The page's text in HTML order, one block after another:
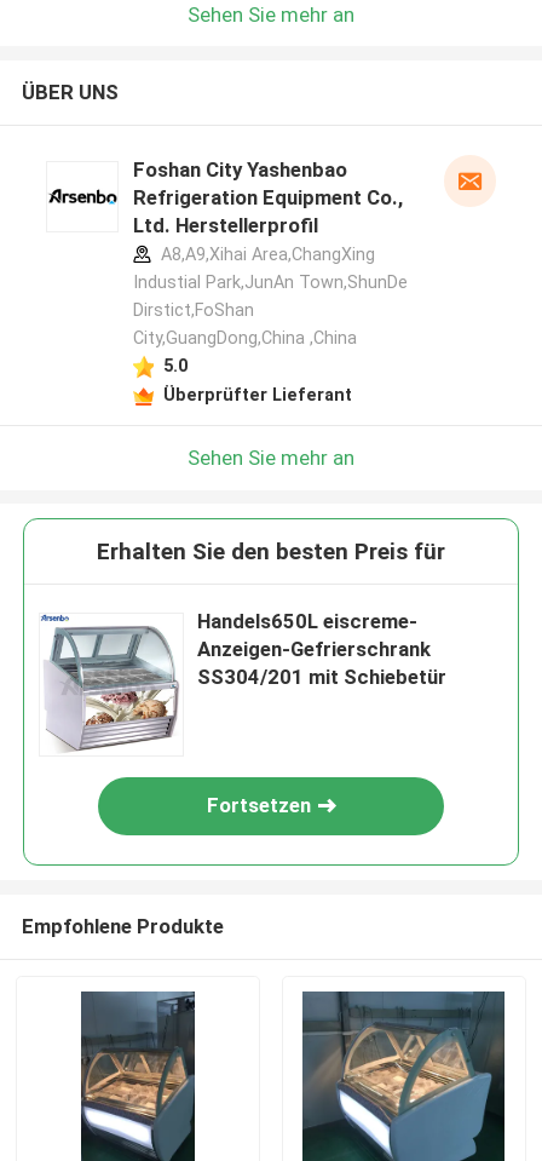
Sehen Sie mehr an
ÜBER UNS
Foshan City Yashenbao
Refrigeration Equipment Co.,
Ltd. Herstellerprofil
A8,A9,Xihai Area,ChangXing
Industial Park,JunAn Town,ShunDe
Dirstict,FoShan
City,GuangDong,China ,China
5.0
Überprüfter Lieferant
Sehen Sie mehr an
Erhalten Sie den besten Preis für
Handels650L eiscreme-
Anzeigen-Gefrierschrank
SS304/201 mit Schiebetür
Fortsetzen
Empfohlene Produkte